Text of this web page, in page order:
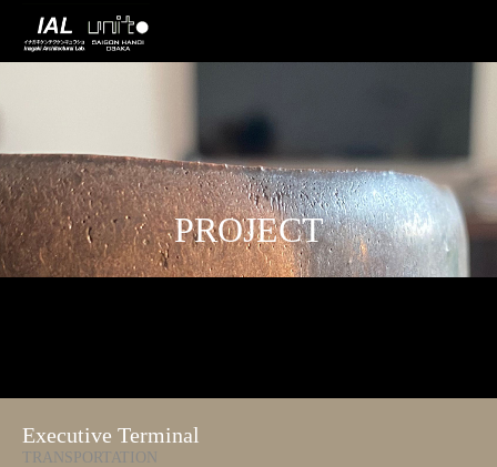
PROJECT
Executive Terminal
TRANSPORTATION